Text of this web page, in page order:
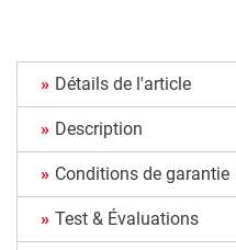
Détails de l'article
Description
Conditions de garantie
Test & Évaluations